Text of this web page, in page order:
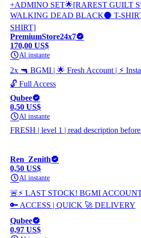
+ADMINO SET🌟[RAREST GUILT
WALKING DEAD BLACK⚫ T-
SHIRT]
PremiumStore24x7
170,00 US$
Al instante
2x 🔫 BGMI | 🌟 Fresh Account | ⚡
🔓 Full Access
Qubee
0,50 US$
Al instante
FRESH | level 1 | read description
Ren_Zenith
0,50 US$
Al instante
🚨⚡ LAST STOCK! BGMI
🔑 ACCESS | QUICK 🚀 DELIVERY
Qubee
0,97 US$